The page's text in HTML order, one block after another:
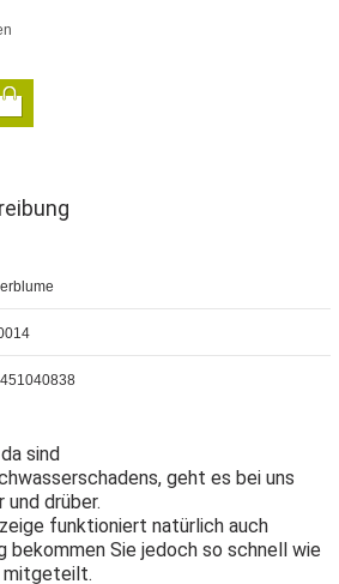
sind
geht es bei uns
und drüber.
funktioniert natürlich auch
bekommen Sie jedoch so schnell wie
mitgeteilt.